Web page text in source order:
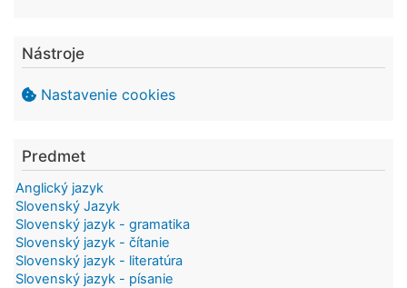
Nástroje
Nastavenie cookies
Predmet
Anglický jazyk
Slovenský Jazyk
Slovenský jazyk - gramatika
Slovenský jazyk - čítanie
Slovenský jazyk - literatúra
Slovenský jazyk - písanie